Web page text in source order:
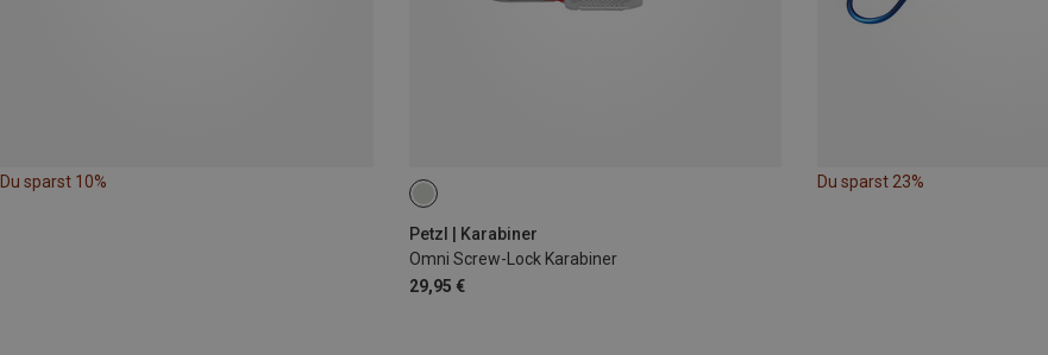
Du sparst 10%
Petzl | Karabiner
Omni Screw-Lock Karabiner
29,95 €
Du sparst 23%